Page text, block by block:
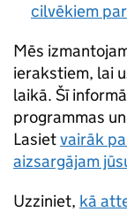
cilvēkiem
Mēs
ierakstiem, lai
laikā. Šī
programmas
Lasietvairāk
aizsargājam
Uzziniet, kā